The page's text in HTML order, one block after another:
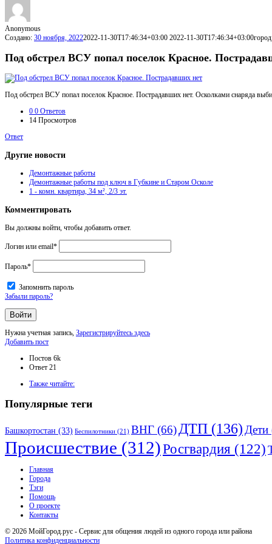
Anonymous
Создано: 30 ноября, 20222022-11-30T17:46:34+03:00 2022-11-30T17:46:34+03:00
Под обстрел ВСУ попал поселок Красное.
Под обстрел ВСУ попал поселок Красное. Пострадавших нет. Осколками снаряда
0 0 Ответов
14 Просмотров
Ответ
Другие новости
Демонтажные работы
Демонтажные работы под ключ в Губкине и Старом Осколе
1 - комн. квартира, 34 м², 2/3 эт.
Комментировать
Вы должны войти, чтобы добавить ответ.
Логин или email*
Пароль*
Запомнить пароль
Забыли пароль?
Нужна учетная запись, Зарегистрируйтесь здесь
Боковая
Добавить пост
Статистика
Постов 6k
Ответ 21
Также читайте:
Популярные теги
Башкортостан (33) Беспилотники (21) ВНГ (66) ДТП (136) Дети
Происшествие (312)Росгвардия (122)
Исследовать
Главная
Города
Тэги
Помощь
О проекте
Контакты
© 2026 МойГород.рус - Cервис для общения людей из одного города или района
Политика конфиденциальности